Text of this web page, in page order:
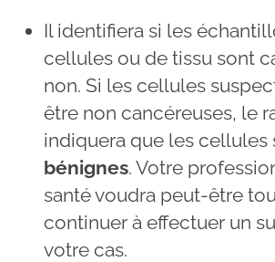
Il identifiera si les
cellules ou de tissu sont
non. Si les cellules
être non cancéreuses, le
indiquera que les cellules
bénignes. Votre
santé voudra peut-être
continuer à effectuer un
votre cas.